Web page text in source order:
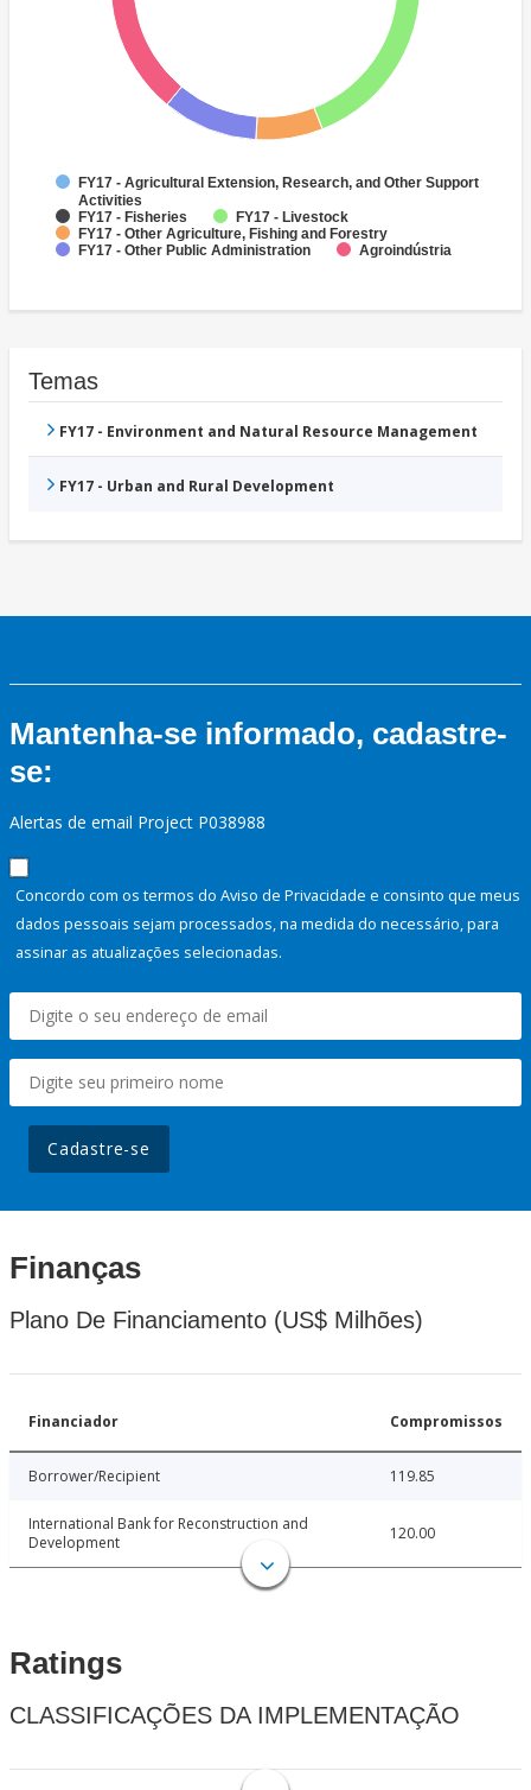
FY17 - Agricultural Extension, Research, and Other Support
Activities
FY17 - Fisheries
FY17 - Livestock
FY17 - Other Agriculture, Fishing and Forestry
FY17 - Other Public Administration
Agroindústria
Temas
FY17 - Environment and Natural Resource Management
FY17 - Urban and Rural Development
Mantenha-se informado, cadastre-
se:
Alertas de email Project P038988
Concordo com os termos do Aviso de Privacidade e consinto que meus
dados pessoais sejam processados, na medida do necessário, para
assinar as atualizações selecionadas.
Cadastre-se
Finanças
Plano De Financiamento (US$ Milhões)
Financiador Compromissos
Borrower/Recipient 119.85
International Bank for Reconstruction and
Development
120.00
Ratings
CLASSIFICAÇÕES DA IMPLEMENTAÇÃO